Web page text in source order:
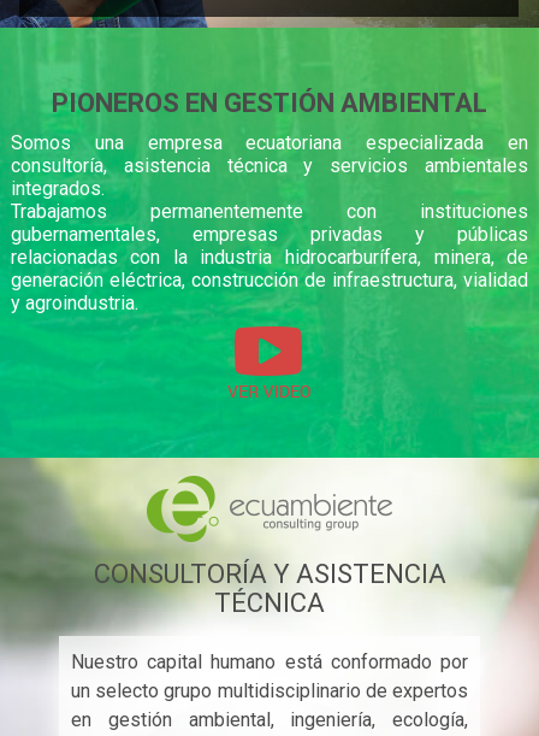
PIONEROS EN GESTIÓN AMBIENTAL
Somos una empresa ecuatoriana especializada en
consultoría, asistencia técnica y servicios ambientales
integrados.
Trabajamos permanentemente con instituciones
gubernamentales, empresas privadas y públicas
relacionadas con la industria hidrocarburífera, minera, de
generación eléctrica, construcción de infraestructura, vialidad
y agroindustria.
CONSULTORÍA Y ASISTENCIA
TÉCNICA
Nuestro capital humano está conformado por
un selecto grupo multidisciplinario de expertos
en gestión ambiental, ingeniería, ecología,